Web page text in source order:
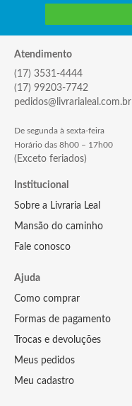
Atendimento
(17) 3531-4444
(17) 99203-7742
pedidos@livrarialeal.com.br
De segunda à sexta-feira
Horário das 8h00 – 17h00
(Exceto feriados)
Institucional
Sobre a Livraria Leal
Mansão do caminho
Fale conosco
Ajuda
Como comprar
Formas de pagamento
Trocas e devoluções
Meus pedidos
Meu cadastro